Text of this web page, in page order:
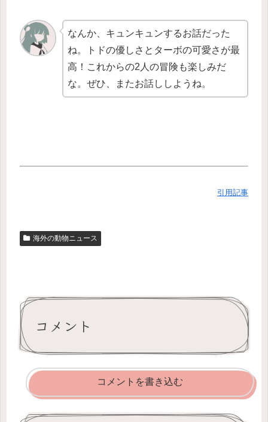
なんか、キュンキュンするお話だった
ね。トドの優しさとターボの可愛さが最
高！これからの2人の冒険も楽しみだ
な。ぜひ、またお話ししようね。
引用記事
海外の動物ニュース
コメント
コメントを書き込む